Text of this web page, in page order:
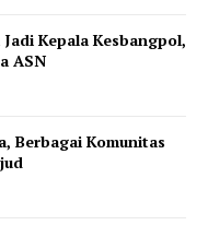
Kepala Kesbangpol,
ASN
Berbagai Komunitas